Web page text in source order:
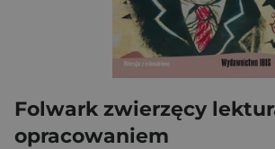
Folwark zwierzęcy
opracowaniem